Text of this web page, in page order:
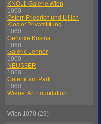
KNOLL Galerie Wien
1060
Österr. Friedrich und Lillian
Kiesler Privatstiftung
1060
Gerlinde Kosina
1060
Galerie Lehner
1060
NEUSSER
1060
Galerie am Park
1060
Wiener Art Foundation
Wien 1070 (23)